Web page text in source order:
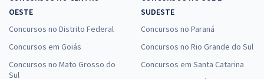
OESTE
Concursos no Distrito Federal
Concursos em Goiás
Concursos no Mato Grosso do
Sul
SUDESTE
Concursos no Paraná
Concursos no Rio Grande do Sul
Concursos em Santa Catarina